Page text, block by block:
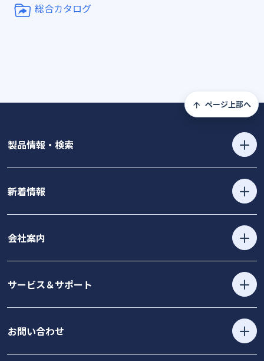
総合カタログ
ページ上部へ
製品情報・検索
新着情報
会社案内
サービス＆サポート
お問い合わせ